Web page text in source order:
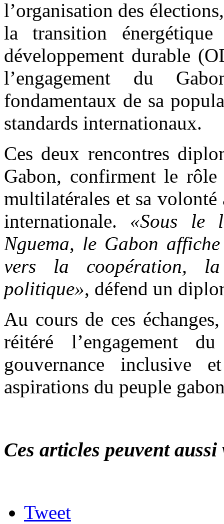
l’organisation des
la transition
développement durable
l’engagement du
fondamentaux de sa
standards internationaux.
Ces deux rencontres
Gabon, confirment le
multilatérales et sa
internationale. «Sous le
Nguema, le Gabon
vers la coopération, la
politique», défend un
Au cours de ces
réitéré l’engagement
gouvernance inclusive
aspirations du peuple
Ces articles peuvent
Tweet